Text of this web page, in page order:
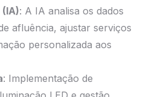
: A IA analisa os dados
afluência, ajustar serviços
personalizada aos
: Implementação de